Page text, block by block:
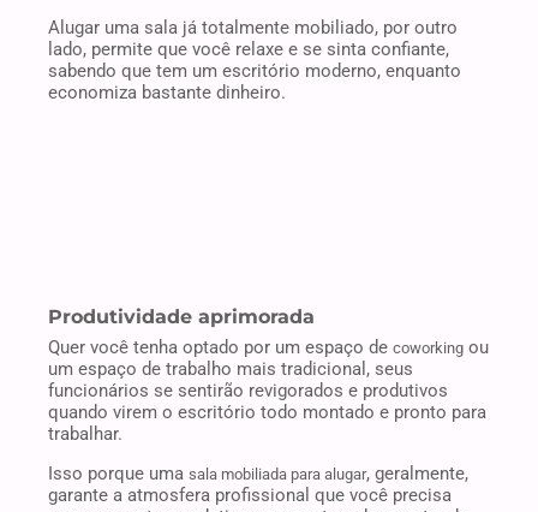
Alugar uma sala já totalmente mobiliado, por outro
lado, permite que você relaxe e se sinta confiante,
sabendo que tem um escritório moderno, enquanto
economiza bastante dinheiro.
Produtividade aprimorada
Quer você tenha optado por um espaço de coworking ou
um espaço de trabalho mais tradicional, seus
funcionários se sentirão revigorados e produtivos
quando virem o escritório todo montado e pronto para
trabalhar.
Isso porque uma sala mobiliada para alugar, geralmente,
garante a atmosfera profissional que você precisa